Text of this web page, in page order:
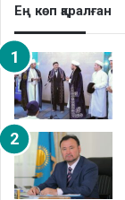
Ең көп қаралған